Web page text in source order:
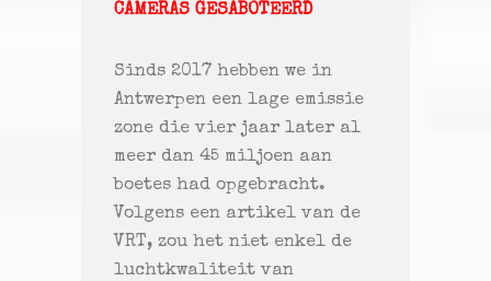
CAMERAS GESABOTEERD
Sinds 2017 hebben we in
Antwerpen een lage emissie
zone die vier jaar later al
meer dan 45 miljoen aan
boetes had opgebracht.
Volgens een artikel van de
VRT, zou het niet enkel de
luchtkwaliteit van